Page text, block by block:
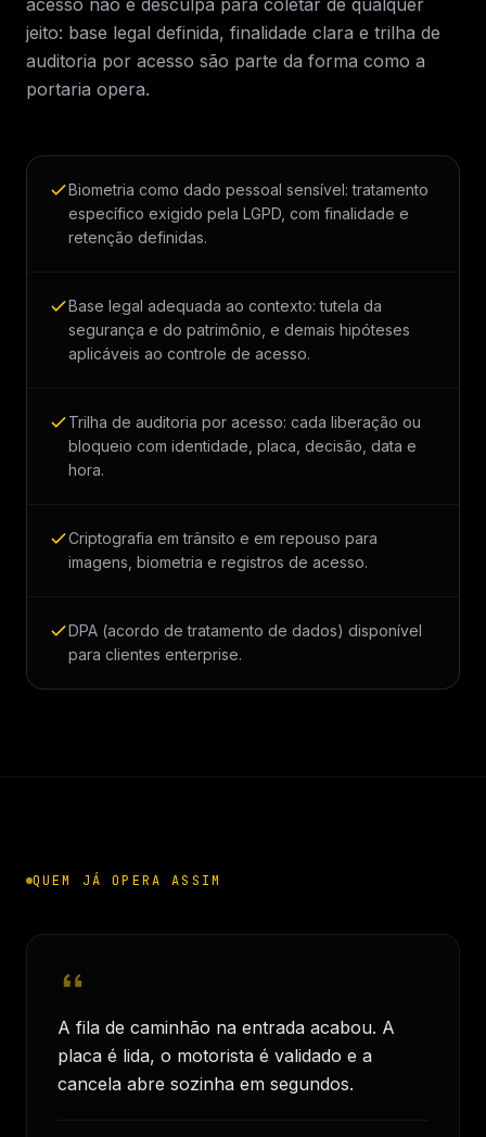
acesso não é desculpa para coletar de qualquer
jeito: base legal definida, finalidade clara e trilha de
auditoria por acesso são parte da forma como a
portaria opera.
Biometria como dado pessoal sensível: tratamento
específico exigido pela LGPD, com finalidade e
retenção definidas.
Base legal adequada ao contexto: tutela da
segurança e do patrimônio, e demais hipóteses
aplicáveis ao controle de acesso.
Trilha de auditoria por acesso: cada liberação ou
bloqueio com identidade, placa, decisão, data e
hora.
Criptografia em trânsito e em repouso para
imagens, biometria e registros de acesso.
DPA (acordo de tratamento de dados) disponível
para clientes enterprise.
QUEM JÁ OPERA ASSIM
A fila de caminhão na entrada acabou. A
placa é lida, o motorista é validado e a
cancela abre sozinha em segundos.